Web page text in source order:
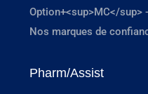
Option+<sup>MC</sup>
Nos marques de
Pharm/Assist